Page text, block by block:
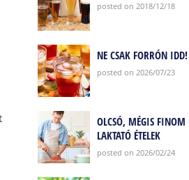
posted on 2018/12/18
NE CSAK FORRÓN IDD!
posted on 2026/07/23
OLCSÓ, MÉGIS FINOM
LAKTATÓ ÉTELEK
posted on 2026/02/24